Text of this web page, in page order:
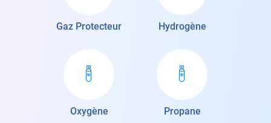
Gaz Protecteur Hydrogène
Oxygène Propane